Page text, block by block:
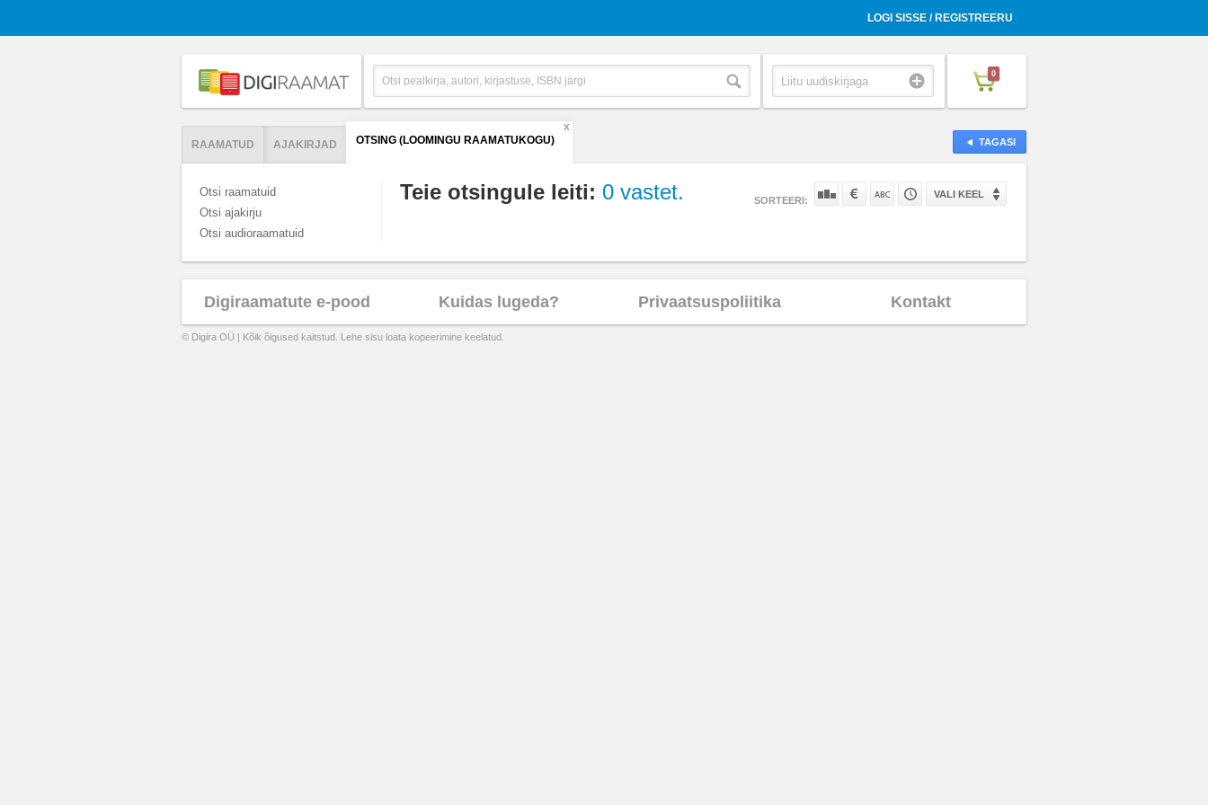
LOGI SISSE / REGISTREERU
0
TAGASI
RAAMATUD AJAKIRJAD OTSING (LOOMINGU RAAMATUKOGU)
X
Otsi raamatuid
Otsi ajakirju
Otsi audioraamatuid
Teie otsingule leiti: 0 vastet. SORTEERI:
VALI KEEL
Digiraamatute e-pood Kuidas lugeda? Privaatsuspoliitika Kontakt
© Digira OÜ | Kõik õigused kaitstud. Lehe sisu loata kopeerimine keelatud.